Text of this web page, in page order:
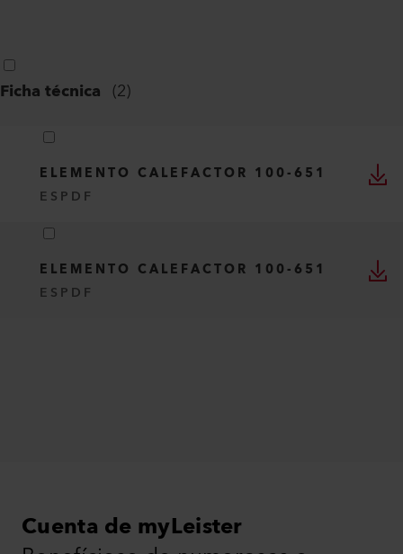
Ficha técnica (2)
ELEMENTO CALEFACTOR 100-651
ES PDF
ELEMENTO CALEFACTOR 100-651
ES PDF
Cuenta de myLeister